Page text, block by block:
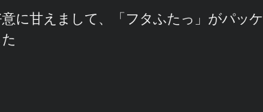
に甘えまして、「フタふたっ」がパッケ